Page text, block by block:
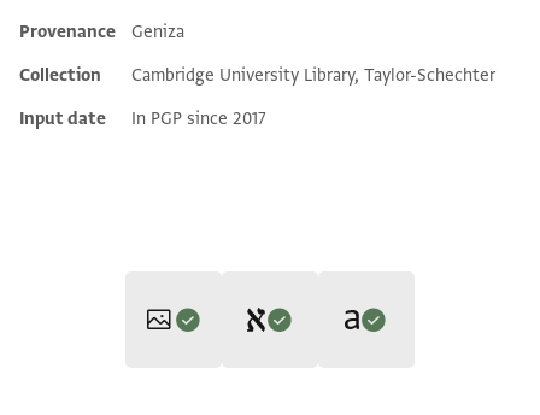
Additional metadata
Provenance
Geniza
Collection
Cambridge University Library, Taylor-Schechter
Input date
In PGP since 2017